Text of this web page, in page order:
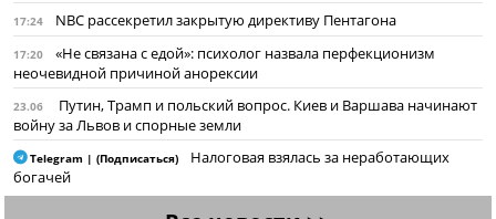
17:24 NBC рассекретил закрытую директиву Пентагона
17:20
«Не связана с едой»: психолог назвала перфекционизм
неочевидной причиной анорексии
23.06
Путин, Трамп и польский вопрос. Киев и Варшава начинают
войну за Львов и спорные земли
Telegram | (Подписаться)
Налоговая взялась за неработающих
богачей